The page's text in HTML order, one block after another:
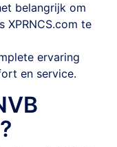
belangrijk om
XPRNCS.com te
ervaring
en service.
?